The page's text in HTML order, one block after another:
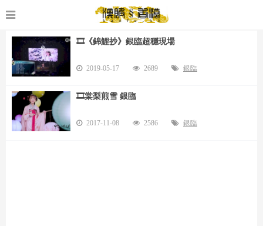
🎞️《錦鯉抄》銀臨超穩現場
2019-05-17 2689 銀臨
🎞️棠梨煎雪 銀臨
2017-11-08 2586 銀臨